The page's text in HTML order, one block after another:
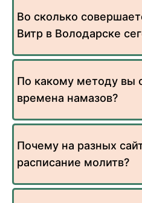
Во сколько
Витр в Володарске
По какому методу вы
времена намазов?
Почему на разных
расписание молитв?